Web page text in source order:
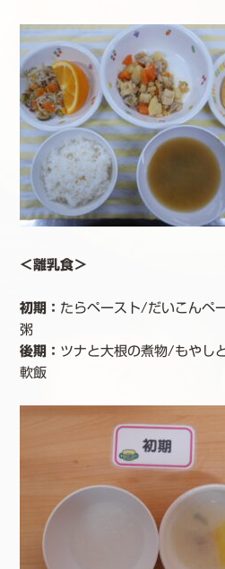
＜離乳食＞
初期： たらペースト/だいこんペ
粥
後期 ： ツナと大根の煮物/もやし
軟飯